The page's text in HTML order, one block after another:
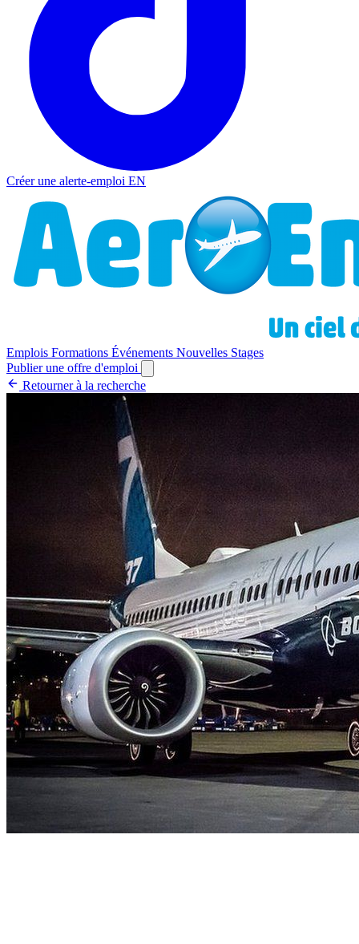
Créer une alerte-emploi EN
Emplois Formations Événements Nouvelles Stages
Publier une offre d'emploi
Retourner à la recherche